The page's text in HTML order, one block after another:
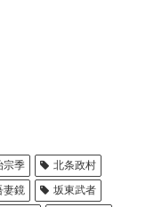
宗季
北条政村
妻鏡
坂東武者